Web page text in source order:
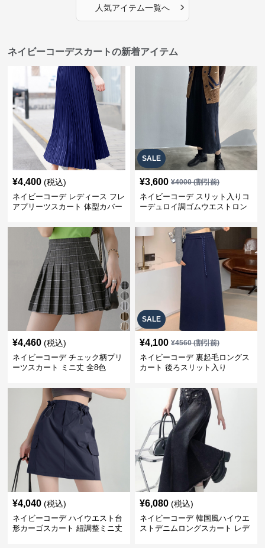
人気アイテム一覧へ ›
ネイビーコーデスカートの新着アイテム
¥4,400 (税込)
ネイビーコーデ レディース フレ
アプリーツスカート 体型カバー
ト
SALE
¥3,600 ¥4000(割引前)
ネイビーコーデ スリット入りコ
ーデュロイ調ゴムウエストロン
¥4,460 (税込)
ネイビーコーデ チェック柄プリ
ーツスカート ミニ丈 全8色
SALE
¥4,100 ¥4560(割引前)
ネイビーコーデ 裏起毛ロングス
カート 後ろスリット入り
¥4,040 (税込)
ネイビーコーデ ハイウエスト台
形カーゴスカート 紐調整ミニ丈
¥6,080 (税込)
ネイビーコーデ 韓国風ハイウエ
ストデニムロングスカート レデ